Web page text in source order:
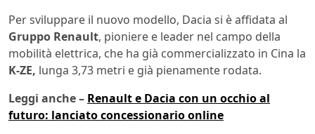
Per sviluppare il nuovo modello, Dacia si è affidata al
Gruppo Renault, pioniere e leader nel campo della
mobilità elettrica, che ha già commercializzato in Cina la
K-ZE, lunga 3,73 metri e già pienamente rodata.
Leggi anche – Renault e Dacia con un occhio al
futuro: lanciato concessionario online